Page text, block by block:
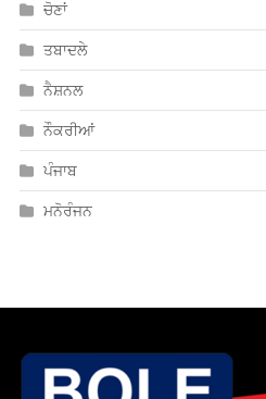
ਚੋਣਾਂ
ਤਬਾਦਲੇ
ਨੈਸ਼ਨਲ
ਨੌਕਰੀਆਂ
ਪੰਜਾਬ
ਮਨੋਰੰਜਨ